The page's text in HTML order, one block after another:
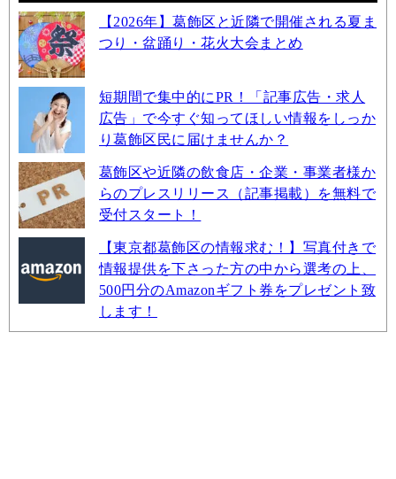
【2026年】葛飾区と近隣で開催される夏ま
つり・盆踊り・花火大会まとめ
短期間で集中的にPR！「記事広告・求人
広告」で今すぐ知ってほしい情報をしっか
り葛飾区民に届けませんか？
葛飾区や近隣の飲食店・企業・事業者様か
らのプレスリリース（記事掲載）を無料で
受付スタート！
【東京都葛飾区の情報求む！】写真付きで
情報提供を下さった方の中から選考の上、
500円分のAmazonギフト券をプレゼント致
します！